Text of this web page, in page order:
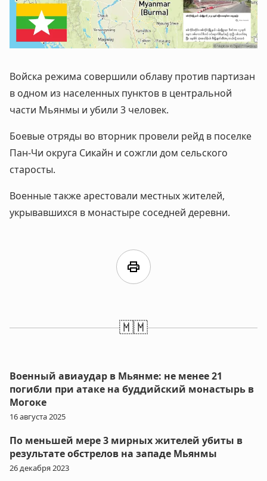
Войска режима совершили облаву против партизан
в одном из населенных пунктов в центральной
части Мьянмы и убили 3 человек.
Боевые отряды во вторник провели рейд в поселке
Пан-Чи округа Сикайн и сожгли дом сельского
старосты.
Военные также арестовали местных жителей,
укрывавшихся в монастыре соседней деревни.
print
🇲🇲
Военный авиаудар в Мьянме: не менее 21
погибли при атаке на буддийский монастырь в
Могоке
16 августа 2025
По меньшей мере 3 мирных жителей убиты в
результате обстрелов на западе Мьянмы
26 декабря 2023